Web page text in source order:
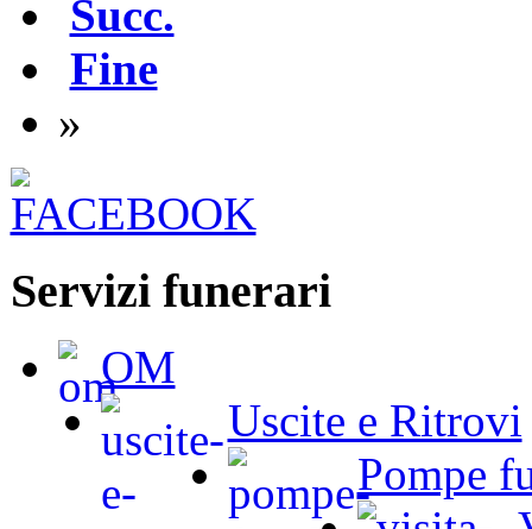
Succ.
Fine
»
Servizi funerari
OM
Uscite e Ritrovi
Pompe